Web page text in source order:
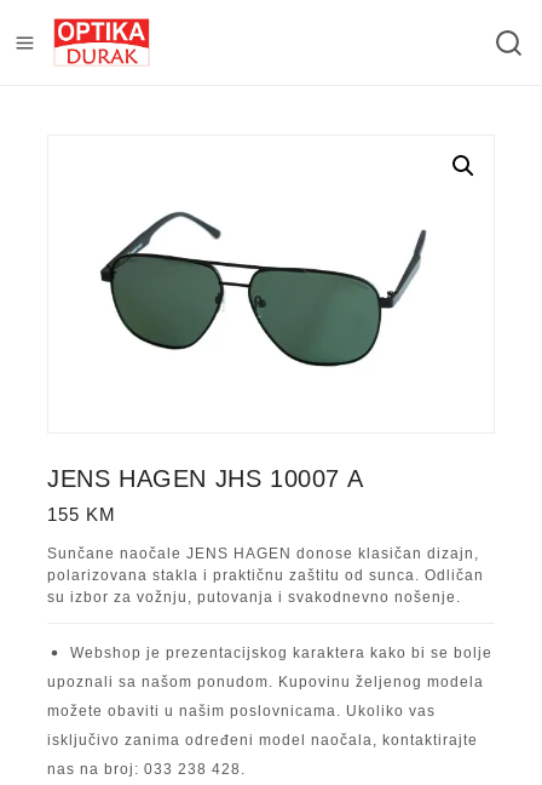
JENS HAGEN JHS 10007 A
155 KM
Sunčane naočale JENS HAGEN donose klasičan dizajn,
polarizovana stakla i praktičnu zaštitu od sunca. Odličan
su izbor za vožnju, putovanja i svakodnevno nošenje.
Webshop je prezentacijskog karaktera kako bi se bolje
upoznali sa našom ponudom. Kupovinu željenog modela
možete obaviti u našim poslovnicama. Ukoliko vas
isključivo zanima određeni model naočala, kontaktirajte
nas na broj: 033 238 428.